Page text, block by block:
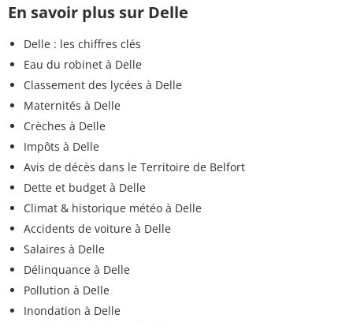
En savoir plus sur Delle
Delle : les chiffres clés
Eau du robinet à Delle
Classement des lycées à Delle
Maternités à Delle
Crèches à Delle
Impôts à Delle
Avis de décès dans le Territoire de Belfort
Dette et budget à Delle
Climat & historique météo à Delle
Accidents de voiture à Delle
Salaires à Delle
Délinquance à Delle
Pollution à Delle
Inondation à Delle